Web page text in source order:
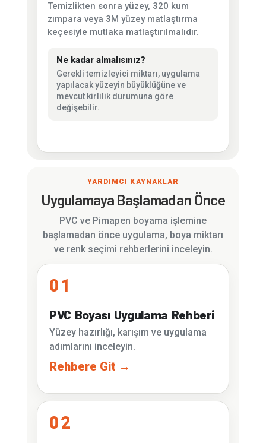
Temizlikten sonra yüzey, 320 kum
zımpara veya 3M yüzey matlaştırma
keçesiyle mutlaka matlaştırılmalıdır.
Ne kadar almalısınız?
Gerekli temizleyici miktarı, uygulama
yapılacak yüzeyin büyüklüğüne ve
mevcut kirlilik durumuna göre
değişebilir.
YARDIMCI KAYNAKLAR
Uygulamaya Başlamadan Önce
PVC ve Pimapen boyama işlemine
başlamadan önce uygulama, boya miktarı
ve renk seçimi rehberlerini inceleyin.
01
PVC Boyası Uygulama Rehberi
Yüzey hazırlığı, karışım ve uygulama
adımlarını inceleyin.
Rehbere Git →
02